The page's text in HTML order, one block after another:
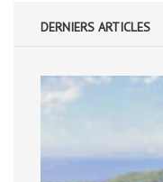
DERNIERS ARTICLES